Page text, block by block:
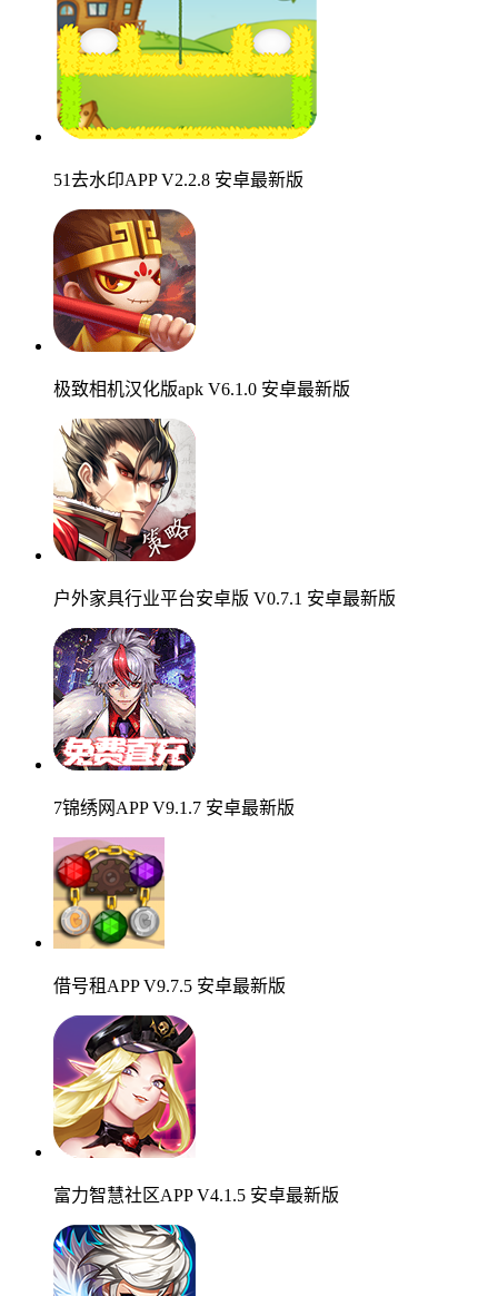
51去水印APP V2.2.8 安卓最新版
极致相机汉化版apk V6.1.0 安卓最新版
户外家具行业平台安卓版 V0.7.1 安卓最新版
7锦绣网APP V9.1.7 安卓最新版
借号租APP V9.7.5 安卓最新版
富力智慧社区APP V4.1.5 安卓最新版